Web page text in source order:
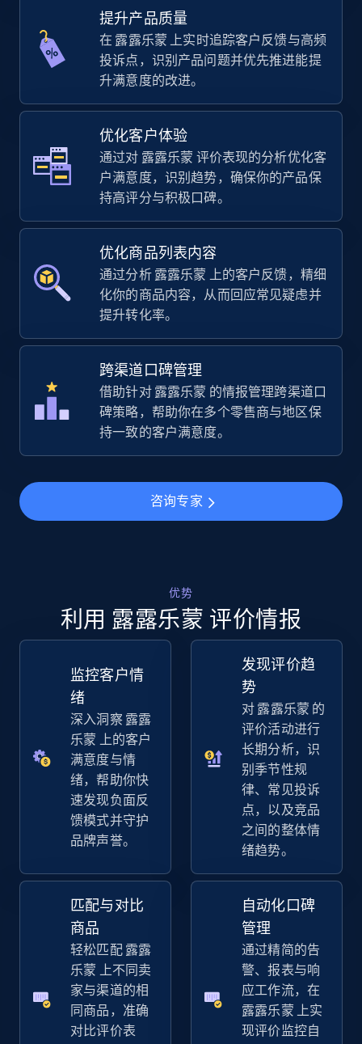
Specifications, Image urls, Top reviews, and
more.
874+ 立即开始
TikTok Shop
URL, Title, Available, Description, Currency, Initial
price, Final price, Discount percent, and more.
TikTok Shop - category
URL, Title, Available, Description, Currency, Initial
667+ 立即开始
TikTok Shop - Collect TikTok shop products
by keywords search
URL, Title, Available, Description, Currency, Initial
TikTok Shop - discover records by shop url
URL, Title, Available, Description, Currency, Initial
price, Final price, Discount percent, and more.
5.4K+ 667+ 立即开始
Amazon sellers info
Seller id, URL, Seller name, Description, Detailed
info, Stars, Feedbacks, Return policy, and more.
2.5K+ 立即开始
eBay
URL, Product id, Title, Seller name, Seller rating,
提升产品质量
在 露露乐蒙 上实时追踪客户反馈与高频
投诉点，识别产品问题并优先推进能提
升满意度的改进。
优化客户体验
通过对 露露乐蒙 评价表现的分析优化客
户满意度，识别趋势，确保你的产品保
持高评分与积极口碑。
优化商品列表内容
通过分析 露露乐蒙 上的客户反馈，精细
化你的商品内容，从而回应常见疑虑并
提升转化率。
跨渠道口碑管理
借助针对 露露乐蒙 的情报管理跨渠道口
碑策略，帮助你在多个零售商与地区保
持一致的客户满意度。
咨询专家
优势
利用 露露乐蒙 评价情报
监控客户情
绪
深入洞察 露露
乐蒙 上的客户
满意度与情
绪，帮助你快
速发现负面反
馈模式并守护
品牌声誉。
发现评价趋
势
对 露露乐蒙 的
评价活动进行
长期分析，识
别季节性规
律、常见投诉
点，以及竞品
之间的整体情
绪趋势。
匹配与对比
商品
轻松匹配 露露
乐蒙 上不同卖
家与渠道的相
同商品，准确
对比评价表
自动化口碑
管理
通过精简的告
警、报表与响
应工作流，在
露露乐蒙 上实
现评价监控自